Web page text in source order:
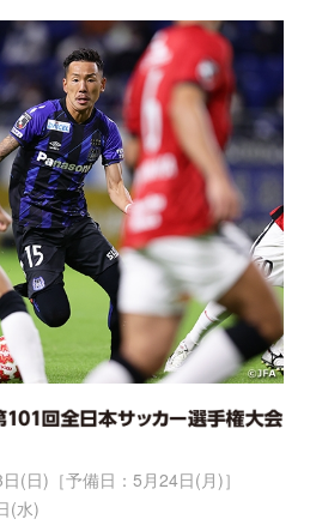
(日)［予備日：5月24日(月)］
(水)